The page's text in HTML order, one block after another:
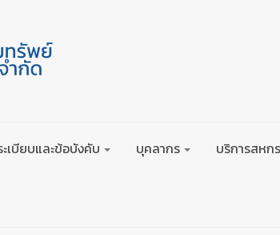
ะเบียบและข้อบังคับ บุคลากร บริการสห